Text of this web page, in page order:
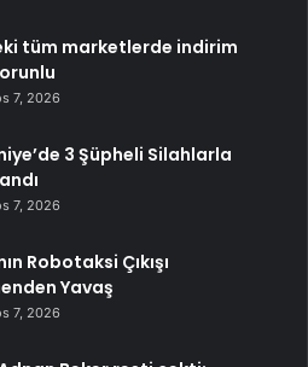
tüm marketlerde indirim
7, 2026
3 Şüpheli Silahlarla
7, 2026
Robotaksi Çıkışı
Yavaş
7, 2026